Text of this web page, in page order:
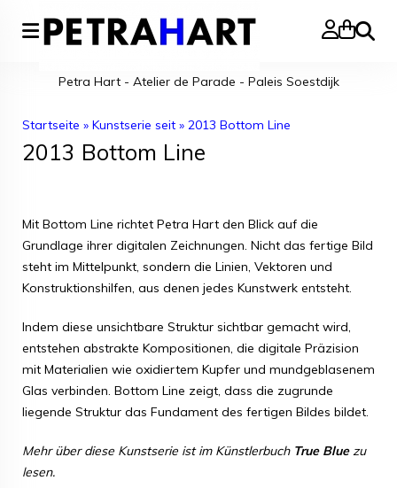
Suche
Petra Hart - Atelier de Parade - Paleis Soestdijk
Startseite » Kunstserie seit » 2013 Bottom Line
2013 Bottom Line
Mit Bottom Line richtet Petra Hart den Blick auf die
Grundlage ihrer digitalen Zeichnungen. Nicht das fertige Bild
steht im Mittelpunkt, sondern die Linien, Vektoren und
Konstruktionshilfen, aus denen jedes Kunstwerk entsteht.
Indem diese unsichtbare Struktur sichtbar gemacht wird,
entstehen abstrakte Kompositionen, die digitale Präzision
mit Materialien wie oxidiertem Kupfer und mundgeblasenem
Glas verbinden. Bottom Line zeigt, dass die zugrunde
liegende Struktur das Fundament des fertigen Bildes bildet.
Mehr über diese Kunstserie ist im Künstlerbuch True Bluezu
lesen.